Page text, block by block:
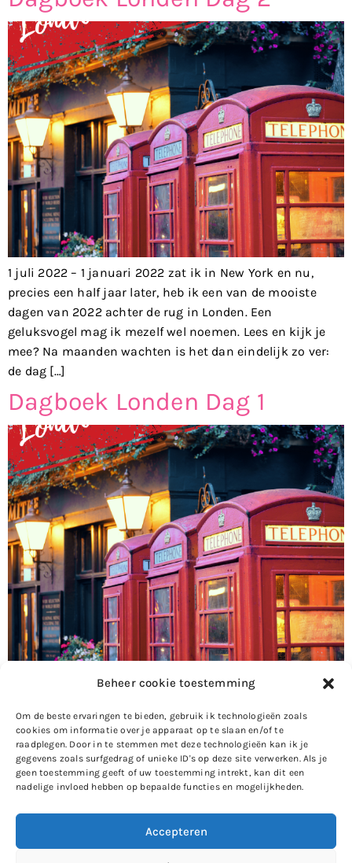
Beheer cookie toestemming
Om de beste ervaringen te bieden, gebruik ik technologieën zoals
cookies om informatie over je apparaat op te slaan en/of te
raadplegen. Door in te stemmen met deze technologieën kan ik je
gegevens zoals surfgedrag of unieke ID's op deze site verwerken. Als je
geen toestemming geeft of uw toestemming intrekt, kan dit een
nadelige invloed hebben op bepaalde functies en mogelijkheden.
Accepteren
1 juli 2022 – 1 januari 2022 zat ik in New York en nu,
precies een half jaar later, heb ik een van de mooiste
dagen van 2022 achter de rug in Londen. Een
geluksvogel mag ik mezelf wel noemen. Lees en kijk je
mee? Na maanden wachten is het dan eindelijk zo ver:
de dag […]
Dagboek Londen Dag 1
30 juni 2022 – Vanaf vandaag neem ik je vier dagen mee
verblijf ik de komende dagen in een hotel in Londen,
omdat we naar het concert van Adele gaan. Aangezien
we daarvoor toch naar Londen moesten vliegen, blijven
we meteen maar iets langer en ik neem […]
Gewoon Iloon